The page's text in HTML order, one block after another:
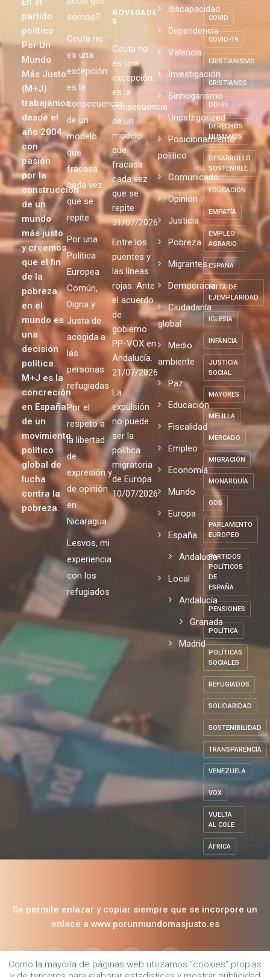
M+J
En el
partido
político
Por Un
Mundo
Más Justo
(M+J)
trabajamos
desde el
año 2004
con
pasión
por la
construcción
de un
mundo
más justo
y creemos
que el fin
de la
pobreza
en el
mundo es
una
decisión
política.
M+J es la
concreción
en España
de un
movimiento
político
global de
lucha
contra la
vosotros,
decís que
somos?
Ceuta no
es la
consecuencia
de un
que
fracasa
cada vez
que se
repite
Por una
Política
Europea
Común,
Digna y
Justa de
acogida a
las
personas
refugiadas
respeto a
la libertad
de
expresión y
de opinión
en
Nicaragua
Lesvos, mi
experiencia
refugiados
NOVEDADE
S
Ceuta no
es una
excepción:
es la
consecuencia
de un
modelo
que
fracasa
cada vez
repite
31/07/2026
Entre los
puentes y
las líneas
rojas: Ante
el acuerdo
de
gobierno
PP-VOX en
Andalucía.
21/07/2026
La
expulsión
no puede
ser la
política
migratoria
de Europa
10/07/2026
Mujer
Infancia
discapacidad
Dependencia
Valencia
Investigación
Sinhogarismo
Uncategorized
Posicionamiento
político
Comunicado
Opinión
Justicia
Pobreza
Migrantes
Democracia
Ciudadanía
global
Medio
ambiente
Paz
Educación
Fiscalidad
Empleo
Economía
Mundo
Europa
España
Andalucia
Local
Andalucía
Granada
COOPERACIÓN
INTERNACIONAL
CORONAVIRUS
COVID
COVID-19
CRISTIANISMO
CRISTIANOS
DDHH
DERECHOS
HUMANOS
DESARROLLO
SOSTENIBLE
EDUCACIÓN
EMPATÍA
EMPLEO
AGRARIO
ESPAÑA
FALTA DE
EJEMPLARIDAD
IGLESIA
INFANCIA
JUSTICIA
SOCIAL
MAYORES
MELILLA
MERCADO
MIGRACIÓN
MONARQUÍA
ODS
PARLAMENTO
EUROPEO
PARTIDOS
POLÍTICOS
DE
ESPAÑA
PENSIONES
POLÍTICA
POLÍTICAS
SOCIALES
REFUGIADOS
SOLIDARIDAD
SOSTENIBILIDAD
TRANSPARENCIA
VENEZUELA
VOX
VUELTA
Se permite enlazar y copiar siempre que se incorpore un
enlace a www.porunmundomasjusto.es
Como la mayoría de páginas web utilizamos “cookies” propias